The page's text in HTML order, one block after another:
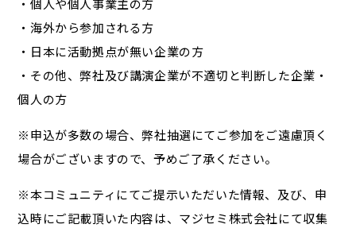
・個人や個人事業主の方
・海外から参加される方
・日本に活動拠点が無い企業の方
・その他、弊社及び講演企業が不適切と判断した企業・
個人の方
※申込が多数の場合、弊社抽選にてご参加をご遠慮頂く
場合がございますので、予めご了承ください。
※本コミュニティにてご提示いただいた情報、及び、申
込時にご記載頂いた内容は、マジセミ株式会社にて収集